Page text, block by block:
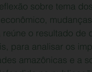
sobre tema
reúne o resultado
para analisar os
amazônicas e a